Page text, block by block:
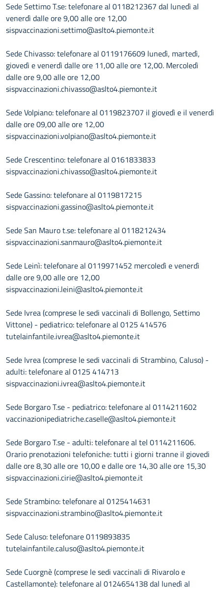
Sede Settimo T.se: telefonare al 0118212367 dal lunedì al
venerdì dalle ore 9,00 alle ore 12,00
sispvaccinazioni.settimo@aslto4.piemonte.it
Sede Chivasso: telefonare al 0119176609 lunedì, martedì,
giovedì e venerdì dalle ore 11,00 alle ore 12,00. Mercoledì
dalle ore 9,00 alle ore 12,00
sispvaccinazioni.chivasso@aslto4.piemonte.it
Sede Volpiano: telefonare al 0119823707 il giovedì e il venerdì
dalle ore 09,00 alle ore 12,00
sispvaccinazioni.volpiano@aslto4.piemonte.it
Sede Crescentino: telefonare al 0161833833
sispvaccinazioni.chivasso@aslto4.piemonte.it
Sede Gassino: telefonare al 0119817215
sispvaccinazioni.gassino@aslto4.piemonte.it
Sede San Mauro t.se: telefonare al 0118212434
sispvaccinazioni.sanmauro@aslto4.piemonte.it
Sede Leinì: telefonare al 0119971452 mercoledì e venerdì
dalle ore 9,00 alle ore 12,00
sispvaccinazioni.leini@aslto4.piemonte.it
Sede Ivrea (comprese le sedi vaccinali di Bollengo, Settimo
Vittone) - pediatrico: telefonare al 0125 414576
tutelainfantile.ivrea@aslto4.piemonte.it
Sede Ivrea (comprese le sedi vaccinali di Strambino, Caluso) -
adulti: telefonare al 0125 414713
sispvaccinazioni.ivrea@aslto4.piemonte.it
Sede Borgaro T.se - pediatrico: telefonare al 0114211602
vaccinazionipediatriche.caselle@aslto4.piemonte.it
Sede Borgaro T.se - adulti: telefonare al tel 0114211606.
Orario prenotazioni telefoniche: tutti i giorni tranne il giovedi
dalle ore 8,30 alle ore 10,00 e dalle ore 14,30 alle ore 15,30
sispvaccinazioni.cirie@aslto4.piemonte.it
Sede Strambino: telefonare al 0125414631
sispvaccinazioni.strambino@aslto4.piemonte.it
Sede Caluso: telefonare 0119893835
tutelainfantile.caluso@aslto4.piemonte.it
Sede Cuorgnè (comprese le sedi vaccinali di Rivarolo e
Castellamonte): telefonare al 0124654138 dal lunedì al